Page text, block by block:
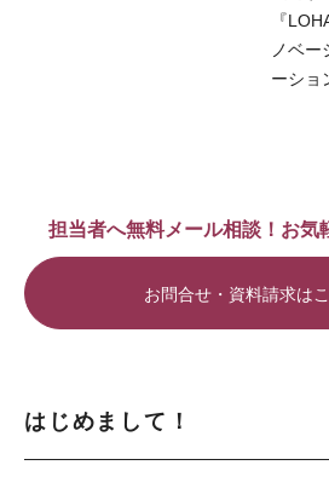
『
ノベ
ーショ
担当者へ無料メール相談！お気
お問合せ・資料請求は
はじめまして！